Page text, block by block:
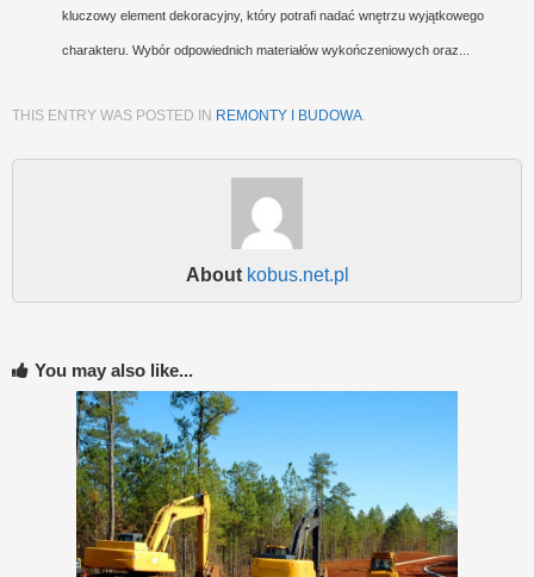
kluczowy element dekoracyjny, który potrafi nadać wnętrzu wyjątkowego
charakteru. Wybór odpowiednich materiałów wykończeniowych oraz...
THIS ENTRY WAS POSTED IN REMONTY I BUDOWA
About kobus.net.pl
You may also like...